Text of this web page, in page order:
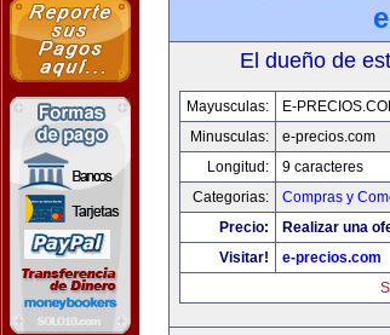
El dueño de
Mayusculas:
E-
Minusculas:
e-precios.com
Longitud:
9 caracteres
Categorias:
Compras y
Precio:
Realizar una
Visitar!
e-precios.com